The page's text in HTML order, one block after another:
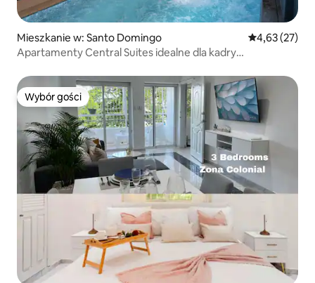
Mieszkanie w: Santo Domingo Średnia
4,63 (27)
Apartamenty Central Suites idealne dla kadry
Wybór gości
Wybór gości